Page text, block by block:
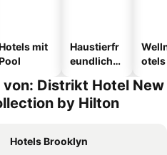
mit
Haustierfr
eundliche
otels
von: Distrikt Hotel New
by Hilton
Hotels Brooklyn